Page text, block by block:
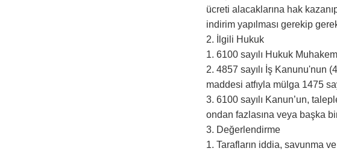
ücreti alacaklarına hak
indirim yapılması gerekip
2. İlgili Hukuk
1. 6100 sayılı Hukuk
2. 4857 sayılı İş Kanunu'nun
maddesi atfıyla mülga 1475
3. 6100 sayılı Kanun’un,
ondan fazlasına veya başka
3. Değerlendirme
1. Tarafların iddia, savunma